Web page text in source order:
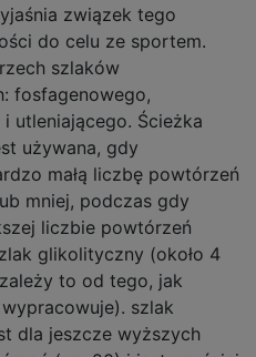
związek tego
do celu ze sportem.
szlaków
fosfagenowego,
utleniającego. Ścieżka
używana, gdy
małą liczbę powtórzeń
mniej, podczas gdy
liczbie powtórzeń
glikolityczny (około 4
to od tego, jak
szlak
dla jeszcze wyższych